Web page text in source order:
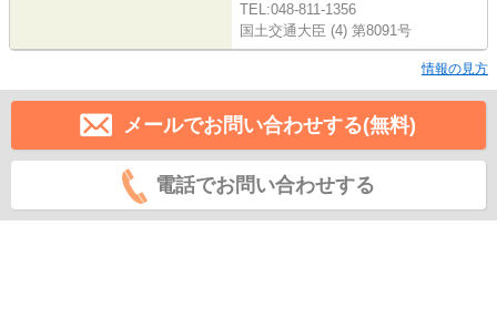
TEL:048-811-1356
国土交通大臣 (4) 第8091号
情報の見方
メールでお問い合わせする(無料)
電話でお問い合わせする